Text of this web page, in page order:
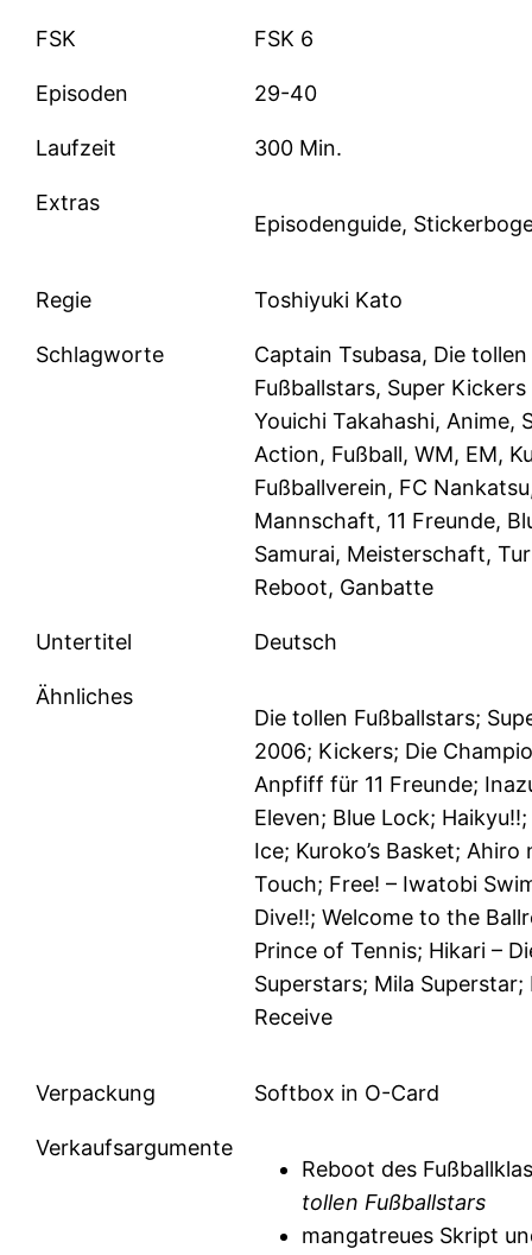
FSK FSK 6
Episoden 29-40
Laufzeit 300 Min.
Extras
Episodenguide,
Regie Toshiyuki Kato
Schlagworte
Captain Tsubasa, Die tollen
Fußballstars, Super
Youichi Takahashi, Anime,
Action, Fußball, WM, EM,
Fußballverein, FC
Mannschaft, 11 Freunde,
Samurai, Meisterschaft,
Reboot, Ganbatte
Untertitel Deutsch
Ähnliches
Die tollen Fußballstars;
2006; Kickers; Die
Anpfiff für 11 Freunde;
Eleven; Blue Lock;
Ice; Kuroko’s Basket; Ahiro
Touch; Free! – Iwatobi
Dive!!; Welcome to the
Prince of Tennis; Hikari –
Superstars; Mila Superstar;
Receive
Verpackung Softbox in O-Card
Verkaufsargumente
Reboot des
tollen Fußballstars
mangatreues Skript